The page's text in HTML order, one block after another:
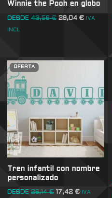
Winnie the Pooh en globo
DESDE 43,56€ 29,04 € IVA
INCL
OFERTA
Tren infantil con nombre
personalizado
DESDE 26,14€ 17,42 € IVA